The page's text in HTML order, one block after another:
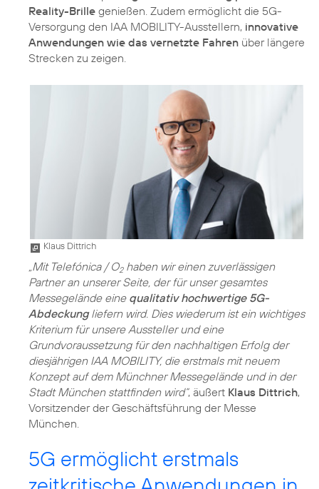
Reality-Brille genießen. Zudem ermöglicht die 5G-
Versorgung den IAA MOBILITY-Ausstellern, innovative
Anwendungen wie das vernetzte Fahren über längere
Strecken zu zeigen.
Klaus Dittrich
„Mit Telefónica / O2haben wir einen zuverlässigen
Partner an unserer Seite, der für unser gesamtes
Messegelände eine qualitativ hochwertige 5G-
Abdeckungliefern wird. Dies wiederum ist ein wichtiges
Kriterium für unsere Aussteller und eine
Grundvoraussetzung für den nachhaltigen Erfolg der
diesjährigen IAA MOBILITY, die erstmals mit neuem
Konzept auf dem Münchner Messegelände und in der
Stadt München stattfinden wird“, äußert Klaus Dittrich,
Vorsitzender der Geschäftsführung der Messe
München.
5G ermöglicht erstmals